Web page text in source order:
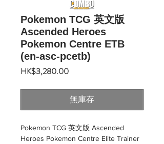
Pokemon TCG 英文版
Ascended Heroes
Pokemon Centre ETB
(en-asc-pcetb)
HK$3,280.00價
無庫存
Pokemon TCG 英文版 Ascended
Heroes Pokemon Centre Elite Trainer